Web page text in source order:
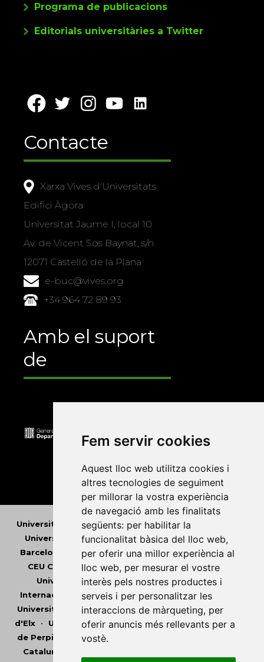
Fem servir cookies
Aquest lloc web utilitza cookies i
altres tecnologies de seguiment
per millorar la vostra experiència
de navegació amb les finalitats
següents: per habilitar la
funcionalitat bàsica del lloc web,
per oferir una millor experiència al
lloc web, per mesurar el vostre
interès pels nostres productes i
serveis i per personalitzar les
interaccions de màrqueting, per
oferir anuncis més rellevants per a
vostè.
Programa de publicacions
Editorials universitàries a Twitter
Contacte
Xarxa Vives d'Universitats
Edifici Àgora
Universitat Jaume I, local 10
Av. de Vicent Sos Baynat, s/n
12071 Castelló de la Plana
e-buc@vives.org
+34 964 72 89 93
Amb el suport
de
Universitat Abat Oliba CEU•Universitat d'Alacant
Universitat d'Andorra•Universitat Autònoma de
Barcelona
Universitat de Barcelona•Universitat
CEU Cardenal Herrera
•Universitat de Girona
Universitat de les Illes Balears•Universitat
Internacional de Catalunya •Universitat Jaume I
Universitat de Lleida•Universitat Miguel Hernández
d'Elx• Universitat Oberta de Catalunya•Universitat
de Perpinyà Via Domitia
Catalunya